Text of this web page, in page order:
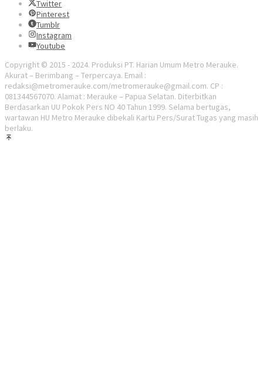
Twitter
Pinterest
Tumblr
Instagram
Youtube
Copyright © 2015 - 2024. Produksi PT. Harian Umum Metro Merauke.
Akurat – Berimbang – Terpercaya. Email :
redaksi@metromerauke.com/metromerauke@gmail.com. CP :
081344567070. Alamat : Merauke – Papua Selatan. Diterbitkan
Berdasarkan UU Pokok Pers NO 40 Tahun 1999. Selama bertugas,
wartawan HU Metro Merauke dibekali Kartu Pers/Surat Tugas yang masih
berlaku.